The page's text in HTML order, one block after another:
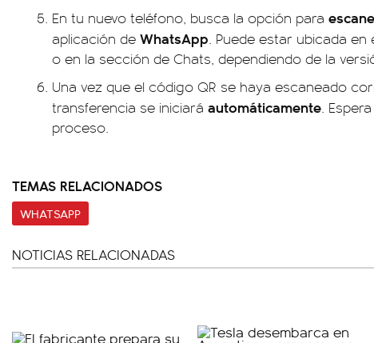
En tu nuevo teléfono, busca la opción para
aplicación de WhatsApp. Puede estar ubicada
o en la sección de Chats, dependiendo de la
Una vez que el código QR se haya escaneado
transferencia se iniciará automáticamente.
proceso.
TEMAS RELACIONADOS
WHATSAPP
NOTICIAS RELACIONADAS